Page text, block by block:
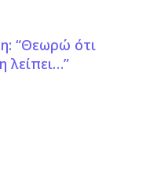
“Θεωρώ ότι
λείπει…”